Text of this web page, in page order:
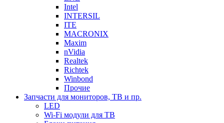
Intel
INTERSIL
ITE
MACRONIX
Maxim
nVidia
Realtek
Richtek
Winbond
Прочие
Запчасти для мониторов, ТВ и пр.
LED
Wi-Fi модули для ТВ